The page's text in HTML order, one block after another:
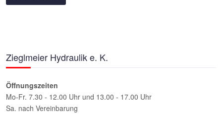
Zieglmeier Hydraulik e. K.
Öffnungszeiten
Mo-Fr. 7.30 - 12.00 Uhr und 13.00 - 17.00 Uhr
Sa. nach Vereinbarung